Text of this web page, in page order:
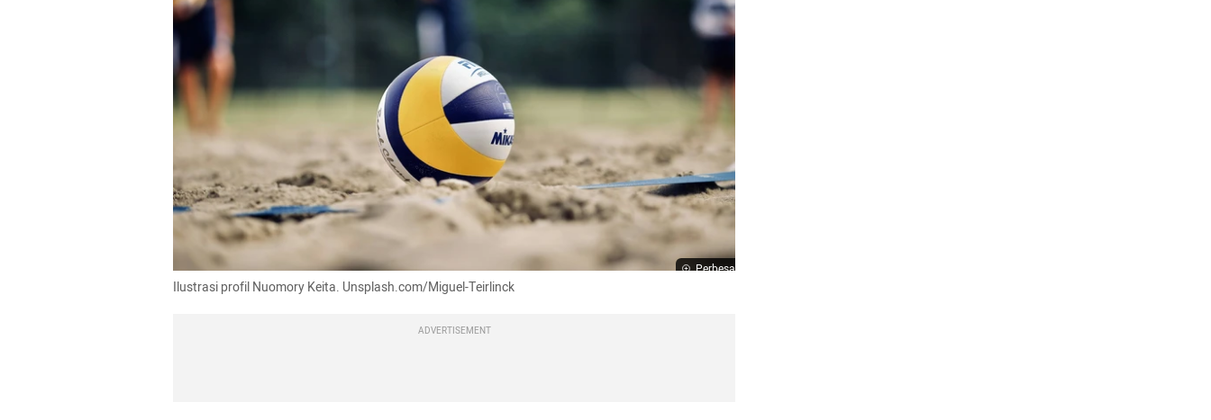
Perbesar
Ilustrasi profil Nuomory Keita. Unsplash.com/Miguel-Teirlinck
ADVERTISEMENT